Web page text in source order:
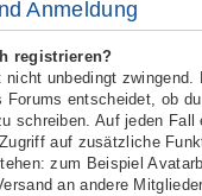
Anmeldung
registrieren?
nicht unbedingt zwingend.
Forums entscheidet, ob
schreiben. Auf jeden Fall
auf zusätzliche
zum Beispiel
an andere